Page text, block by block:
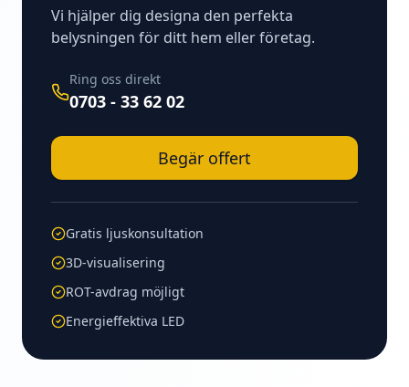
Vi hjälper dig designa den perfekta
belysningen för ditt hem eller företag.
Ring oss direkt
0703 - 33 62 02
Begär offert
Gratis ljuskonsultation
3D-visualisering
ROT-avdrag möjligt
Energieffektiva LED